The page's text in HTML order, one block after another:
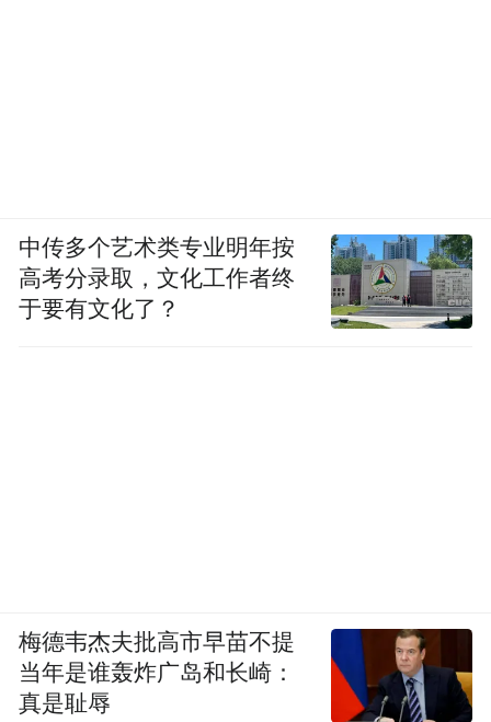
中传多个艺术类专业明年按
高考分录取，文化工作者终
于要有文化了？
梅德韦杰夫批高市早苗不提
当年是谁轰炸广岛和长崎：
真是耻辱